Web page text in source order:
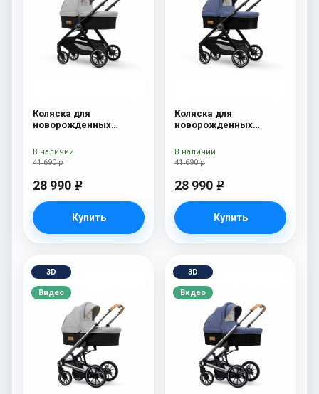
Коляска для
новорожденных
41 690 р
28 990 e
Купить
В наличии
Коляска для
новорожденных
41 690 р
28 990 e
Купить
В наличии
3D
Видео
3D
Видео